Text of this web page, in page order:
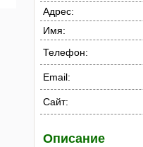
Адрес:
Имя:
Телефон:
Email:
Сайт:
Описание